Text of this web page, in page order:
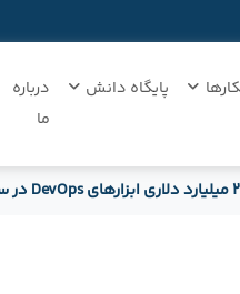
پایگاه دانش
درباره
ما